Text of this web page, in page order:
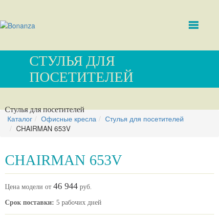
СТУЛЬЯ ДЛЯ
ПОСЕТИТЕЛЕЙ
Стулья для посетителей
Каталог Офисные кресла
Стулья для посетителей
CHAIRMAN 653V
CHAIRMAN 653V
Цена модели от 46 944 руб.
Срок поставки: 5 рабочих дней